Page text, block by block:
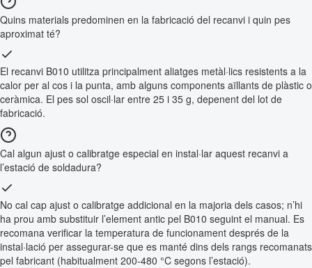
Quins materials predominen en la fabricació del recanvi i quin pes
aproximat té?
El recanvi B010 utilitza principalment aliatges metàl·lics resistents a la
calor per al cos i la punta, amb alguns components aïllants de plàstic o
ceràmica. El pes sol oscil·lar entre 25 i 35 g, depenent del lot de
fabricació.
Cal algun ajust o calibratge especial en instal·lar aquest recanvi a
l’estació de soldadura?
No cal cap ajust o calibratge addicional en la majoria dels casos; n’hi
ha prou amb substituir l’element antic pel B010 seguint el manual. Es
recomana verificar la temperatura de funcionament després de la
instal·lació per assegurar-se que es manté dins dels rangs recomanats
pel fabricant (habitualment 200-480 °C segons l’estació).